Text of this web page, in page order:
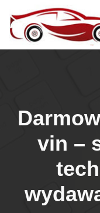
content
vin –